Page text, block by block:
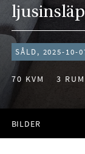
SÅLD, 2025-10-
70 KVM 3 RUM
BILDER